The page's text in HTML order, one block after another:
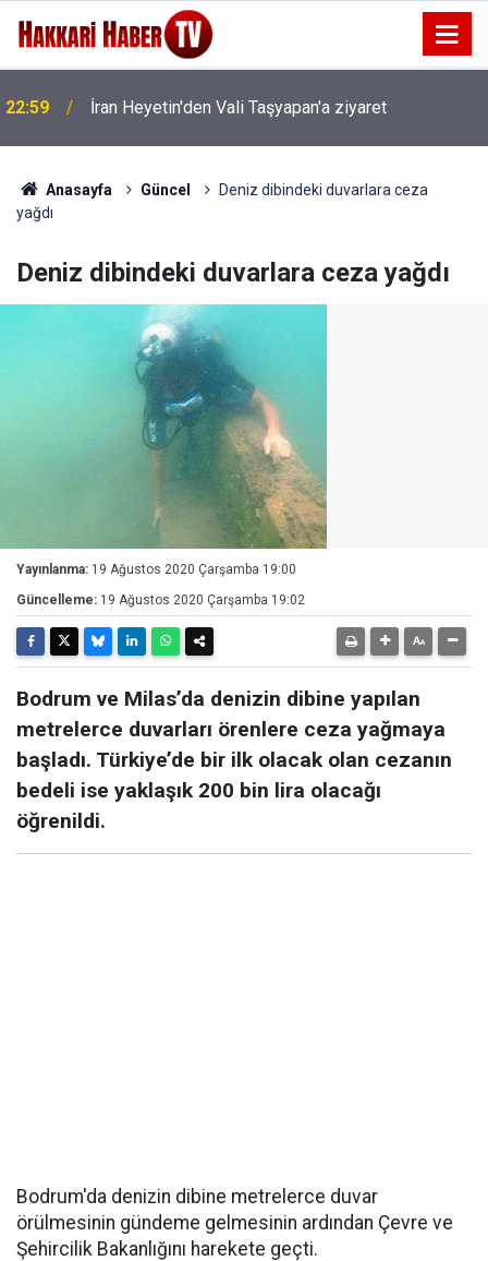
22:59 İran Heyetin'den Vali Taşyapan'a ziyaret
Anasayfa Güncel
Deniz dibindeki duvarlara ceza
yağdı
Deniz dibindeki duvarlara ceza yağdı
Yayınlanma: 19 Ağustos 2020 Çarşamba 19:00
Güncelleme: 19 Ağustos 2020 Çarşamba 19:02
Bodrum ve Milas’da denizin dibine yapılan
metrelerce duvarları örenlere ceza yağmaya
başladı. Türkiye’de bir ilk olacak olan cezanın
bedeli ise yaklaşık 200 bin lira olacağı
öğrenildi.
Bodrum'da denizin dibine metrelerce duvar
örülmesinin gündeme gelmesinin ardından Çevre ve
Şehircilik Bakanlığını harekete geçti.